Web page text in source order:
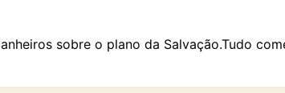
sobre o plano da Salvação.Tudo